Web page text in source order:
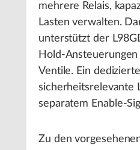
mehrere Relais,
Lasten verwalten.
unterstützt der
Hold-
Ventile. Ein
sicherheitsrelevante
separatem Enable-
Zu den